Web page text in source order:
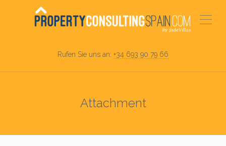
Rufen Sie uns an: +34 693 90 79 66
Attachment